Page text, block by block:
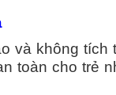
và không
toàn cho trẻ